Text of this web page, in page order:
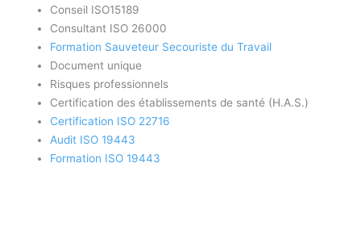
Conseil ISO15189
Consultant ISO 26000
Formation Sauveteur Secouriste du Travail
Document unique
Risques professionnels
Certification des établissements de santé (H.A.S.)
Certification ISO 22716
Audit ISO 19443
Formation ISO 19443